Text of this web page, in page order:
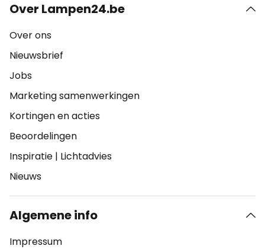
Over Lampen24.be
Over ons
Nieuwsbrief
Jobs
Marketing samenwerkingen
Kortingen en acties
Beoordelingen
Inspiratie | Lichtadvies
Nieuws
Algemene info
Impressum